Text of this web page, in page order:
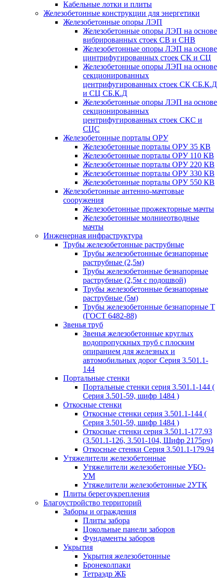
Кабельные лотки и плиты
Железобетонные конструкции для энергетики
Железобетонные опоры ЛЭП
Железобетонные опоры ЛЭП на основе
вибрированных стоек СВ и СНВ
Железобетонные опоры ЛЭП на основе
цинтрифугированных стоек СК и СЦ
Железобетонные опоры ЛЭП на основе
секционированных
центрифугированных стоек СК СБ.К.Д
и СЦ СБ.К.Д
Железобетонные опоры ЛЭП на основе
секционированных
центрифугированных стоек СКС и
СЦС
Железобетонные порталы ОРУ
Железобетонные порталы ОРУ 35 КВ
Железобетонные порталы ОРУ 110 КВ
Железобетонные порталы ОРУ 220 КВ
Железобетонные порталы ОРУ 330 КВ
Железобетонные порталы ОРУ 550 КВ
Железобетонные антенно-мачтовые
сооружения
Железобетонные прожекторные мачты
Железобетонные молниеотводные
мачты
Инженерная инфраструктура
Трубы железобетонные раструбные
Трубы железобетонные безнапорные
раструбные (2,5м)
Трубы железобетонные безнапорные
раструбные (2,5м с подошвой)
Трубы железобетонные безнапорные
раструбные (5м)
Трубы железобетонные безнапорные Т
(ГОСТ 6482-88)
Звенья труб
Звенья железобетонные круглых
водопропускных труб с плоским
опиранием для железных и
автомобильных дорог Серия 3.501.1-
144
Портальные стенки
Портальные стенки серия 3.501.1-144 (
Серия 3.501-59, шифр 1484 )
Откосные стенки
Откосные стенки серия 3.501.1-144 (
Серия 3.501-59, шифр 1484 )
Откосные стенки серия 3.501.1-177.93
(3.501.1-126, 3.501-104, Шифр 2175рч)
Откосные стенки Серия 3.501.1-179.94
Утяжелители железобетонные
Утяжелители железобетонные УБО-
УМ
Утяжелители железобетонные 2УТК
Плиты берегоукрепления
Благоустройство территорий
Заборы и ограждения
Плиты забора
Цокольные панели заборов
Фундаменты заборов
Укрытия
Укрытия железобетонные
Бронеколпаки
Тетраэдр ЖБ